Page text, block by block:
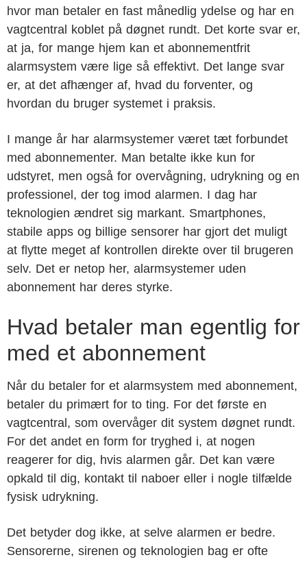
hvor man betaler en fast månedlig ydelse og har en
vagtcentral koblet på døgnet rundt. Det korte svar er,
at ja, for mange hjem kan et abonnementfrit
alarmsystem være lige så effektivt. Det lange svar
er, at det afhænger af, hvad du forventer, og
hvordan du bruger systemet i praksis.
I mange år har alarmsystemer været tæt forbundet
med abonnementer. Man betalte ikke kun for
udstyret, men også for overvågning, udrykning og en
professionel, der tog imod alarmen. I dag har
teknologien ændret sig markant. Smartphones,
stabile apps og billige sensorer har gjort det muligt
at flytte meget af kontrollen direkte over til brugeren
selv. Det er netop her, alarmsystemer uden
abonnement har deres styrke.
Hvad betaler man egentlig for
med et abonnement
Når du betaler for et alarmsystem med abonnement,
betaler du primært for to ting. For det første en
vagtcentral, som overvåger dit system døgnet rundt.
For det andet en form for tryghed i, at nogen
reagerer for dig, hvis alarmen går. Det kan være
opkald til dig, kontakt til naboer eller i nogle tilfælde
fysisk udrykning.
Det betyder dog ikke, at selve alarmen er bedre.
Sensorerne, sirenen og teknologien bag er ofte